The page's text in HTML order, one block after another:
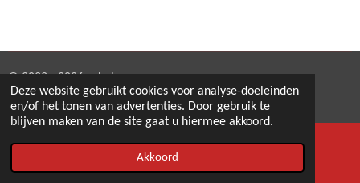
Deze website gebruikt cookies voor analyse-doeleinden
en/of het tonen van advertenties. Door gebruik te
blijven maken van de site gaat u hiermee akkoord.
Akkoord
© 2022 - 2026 eshabra
Powered byJouwWeb